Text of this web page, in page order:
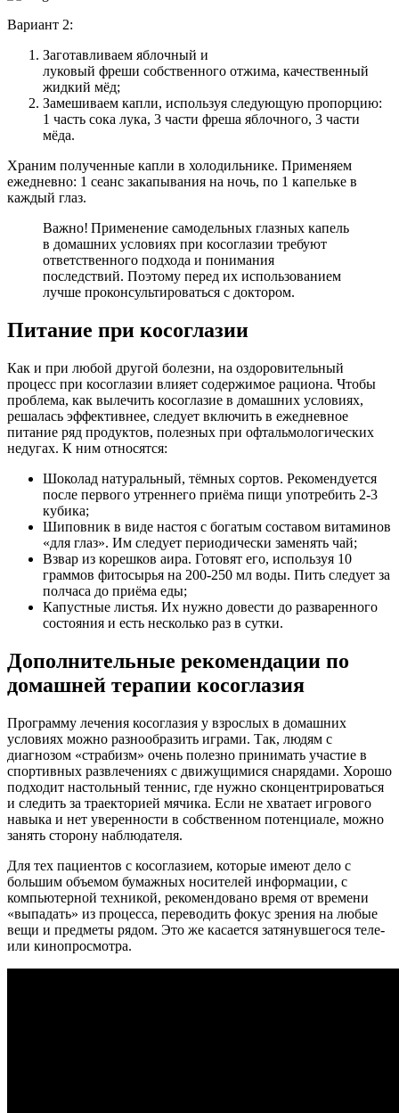
Вариант 2:
Заготавливаем яблочный и
луковый фреши собственного отжима, качественный
жидкий мёд;
Замешиваем капли, используя следующую пропорцию:
1 часть сока лука, 3 части фреша яблочного, 3 части
мёда.
Храним полученные капли в холодильнике. Применяем
ежедневно: 1 сеанс закапывания на ночь, по 1 капельке в
каждый глаз.
Важно! Применение самодельных глазных капель
в домашних условиях при косоглазии требуют
ответственного подхода и понимания
последствий. Поэтому перед их использованием
лучше проконсультироваться с доктором.
Питание при косоглазии
Как и при любой другой болезни, на оздоровительный
процесс при косоглазии влияет содержимое рациона. Чтобы
проблема, как вылечить косоглазие в домашних условиях,
решалась эффективнее, следует включить в ежедневное
питание ряд продуктов, полезных при офтальмологических
недугах. К ним относятся:
Шоколад натуральный, тёмных сортов. Рекомендуется
после первого утреннего приёма пищи употребить 2-3
кубика;
Шиповник в виде настоя с богатым составом витаминов
«для глаз». Им следует периодически заменять чай;
Взвар из корешков аира. Готовят его, используя 10
граммов фитосырья на 200-250 мл воды. Пить следует за
полчаса до приёма еды;
Капустные листья. Их нужно довести до разваренного
состояния и есть несколько раз в сутки.
Дополнительные рекомендации по
домашней терапии косоглазия
Программу лечения косоглазия у взрослых в домашних
условиях можно разнообразить играми. Так, людям с
диагнозом «страбизм» очень полезно принимать участие в
спортивных развлечениях с движущимися снарядами. Хорошо
подходит настольный теннис, где нужно сконцентрироваться
и следить за траекторией мячика. Если не хватает игрового
навыка и нет уверенности в собственном потенциале, можно
занять сторону наблюдателя.
Для тех пациентов с косоглазием, которые имеют дело с
большим объемом бумажных носителей информации, с
компьютерной техникой, рекомендовано время от времени
«выпадать» из процесса, переводить фокус зрения на любые
вещи и предметы рядом. Это же касается затянувшегося теле-
или кинопросмотра.